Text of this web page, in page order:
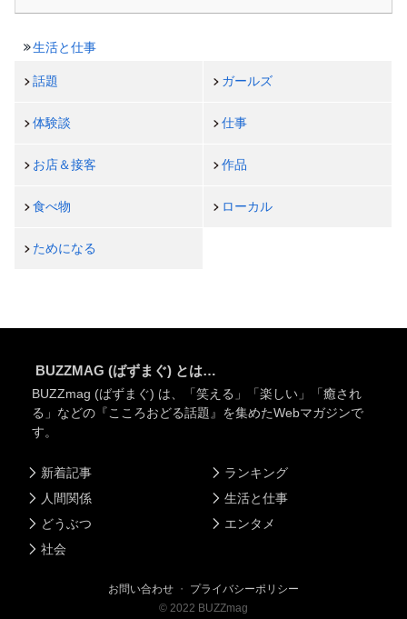
生活と仕事
話題 ガールズ
体験談 仕事
お店＆接客 作品
食べ物 ローカル
ためになる
BUZZMAG (ばずまぐ) とは…
BUZZmag (ばずまぐ) は、「笑える」「楽しい」「癒され
る」などの『こころおどる話題』を集めたWebマガジンで
す。
新着記事
人間関係
どうぶつ
社会
ランキング
生活と仕事
エンタメ
お問い合わせ ・ プライバシーポリシー
© 2022 BUZZmag